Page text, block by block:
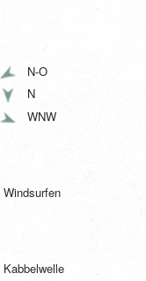
N-O
N
WNW
Windsurfen
Kabbelwelle